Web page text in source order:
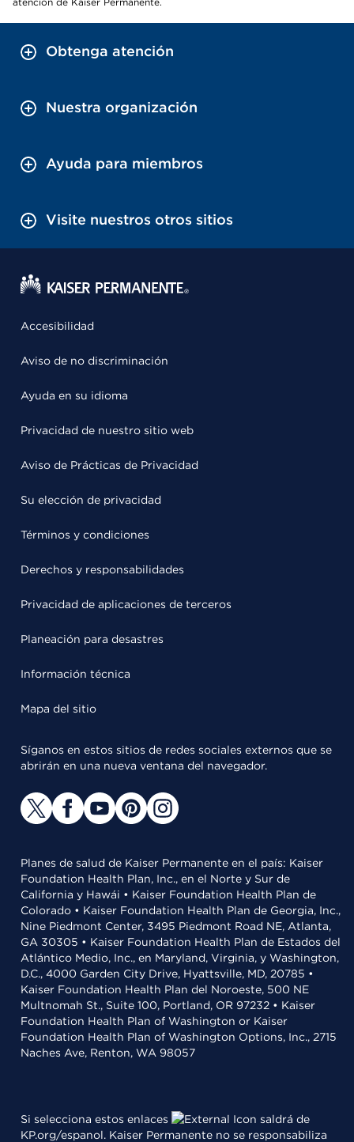
Obtenga atención
Nuestra organización
Ayuda para miembros
Visite nuestros otros sitios
Accesibilidad
Aviso de no discriminación
Ayuda en su idioma
Privacidad de nuestro sitio web
Aviso de Prácticas de Privacidad
Su elección de privacidad
Términos y condiciones
Derechos y responsabilidades
Privacidad de aplicaciones de terceros
Planeación para desastres
Información técnica
Mapa del sitio
Síganos en estos sitios de redes sociales externos que se
abrirán en una nueva ventana del navegador.
Planes de salud de Kaiser Permanente en el país: Kaiser
Foundation Health Plan, Inc., en el Norte y Sur de
California y Hawái • Kaiser Foundation Health Plan de
Colorado • Kaiser Foundation Health Plan de Georgia, Inc.,
Nine Piedmont Center, 3495 Piedmont Road NE, Atlanta,
GA 30305 • Kaiser Foundation Health Plan de Estados del
Atlántico Medio, Inc., en Maryland, Virginia, y Washington,
D.C., 4000 Garden City Drive, Hyattsville, MD, 20785 •
Kaiser Foundation Health Plan del Noroeste, 500 NE
Multnomah St., Suite 100, Portland, OR 97232 • Kaiser
Foundation Health Plan of Washington or Kaiser
Foundation Health Plan of Washington Options, Inc., 2715
Naches Ave, Renton, WA 98057
Si selecciona estos enlaces
saldrá de
KP.org/espanol. Kaiser Permanente no se responsabiliza